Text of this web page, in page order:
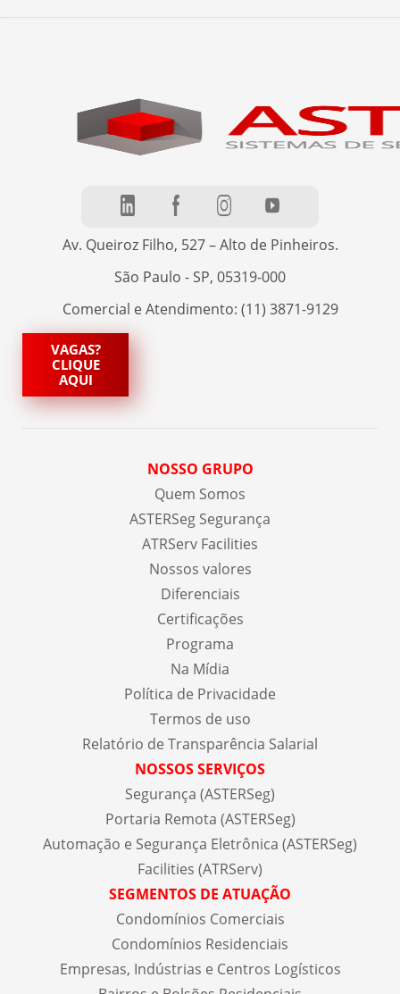
Av. Queiroz Filho, 527 – Alto de Pinheiros.
São Paulo - SP, 05319-000
Comercial e Atendimento: (11) 3871-9129
VAGAS?
CLIQUE
AQUI
NOSSO GRUPO
Quem Somos
ASTERSeg Segurança
ATRServ Facilities
Nossos valores
Diferenciais
Certificações
Programa
Na Mídia
Política de Privacidade
Termos de uso
Relatório de Transparência Salarial
NOSSOS SERVIÇOS
Segurança (ASTERSeg)
Portaria Remota (ASTERSeg)
Automação e Segurança Eletrônica (ASTERSeg)
Facilities (ATRServ)
SEGMENTOS DE ATUAÇÃO
Condomínios Comerciais
Condomínios Residenciais
Empresas, Indústrias e Centros Logísticos